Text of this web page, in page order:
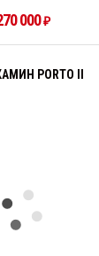
000₽
PORTO II